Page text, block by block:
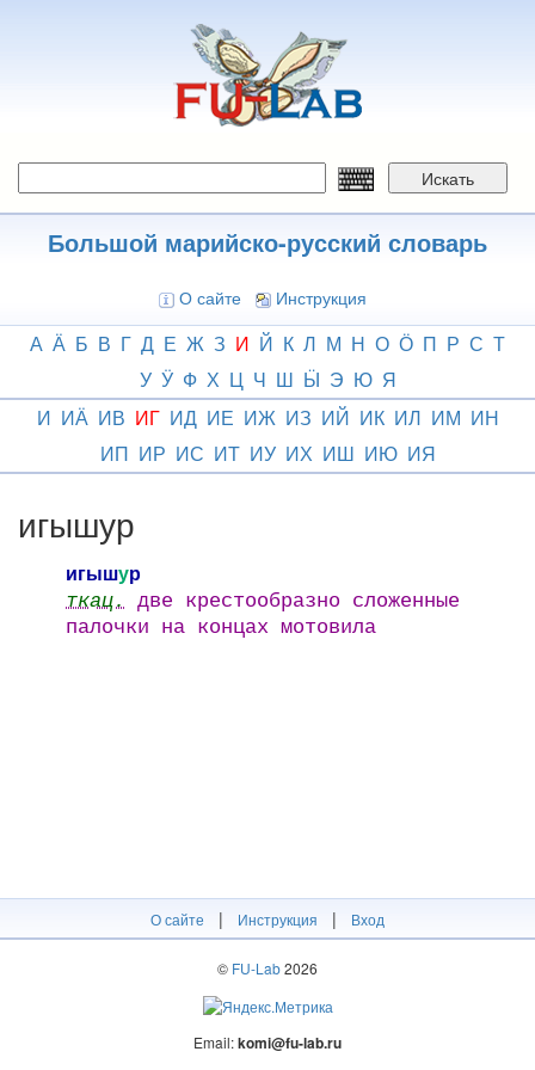
Искать
Большой марийско-русский словарь
О сайте Инструкция
А Ӓ Б В Г Д Е Ж З И Й К Л М Н О Ӧ П Р С Т
У Ӱ Ф Х Ц Ч Ш Ӹ Э Ю Я
И ИӒ ИВ ИГ ИД ИЕ ИЖ ИЗ ИЙ ИК ИЛ ИМ ИН
ИП ИР ИС ИТ ИУ ИХ ИШ ИЮ ИЯ
игышур
игышур
ткац. две крестообразно сложенные
палочки на концах мотовила
О сайте | Инструкция | Вход
© FU-Lab2026
Email:komi@fu-lab.ru